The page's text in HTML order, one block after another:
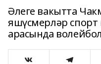
Әлеге вакытта
яшүсмерләр спорт
арасында